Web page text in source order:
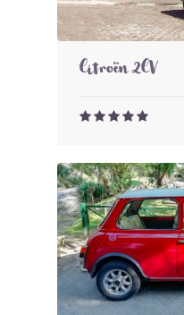
Citroën 2CV